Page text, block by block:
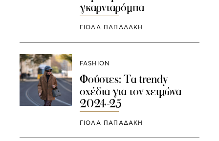
γκαρνταρόμπα
ΓΙΌΛΑ ΠΑΠΑΔΆΚΗ
FASHION
Φούστες: Τα trendy
σχέδια για τον χειμώνα
2024-25
ΓΙΌΛΑ ΠΑΠΑΔΆΚΗ